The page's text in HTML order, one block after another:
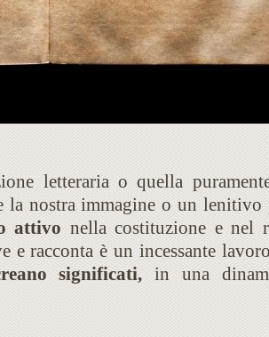
letteraria o quella
la nostra immagine o un lenitivo
attivo nella costituzione e nel
racconta è un incessante
significati, in una